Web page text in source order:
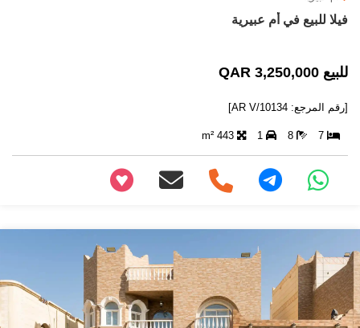
فيلا للبيع في أم عبيرية
للبيع 3,250,000 QAR
[رقم المرجع: AR V/10134]
7
8
1
443 m²